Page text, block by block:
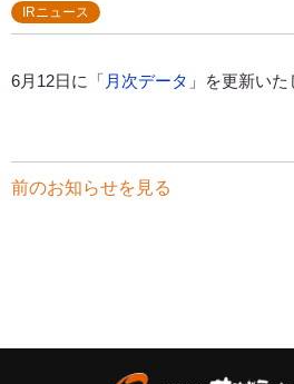
IRニュース
6月12日に「 月次データ 」を更新いた
前のお知らせを見る